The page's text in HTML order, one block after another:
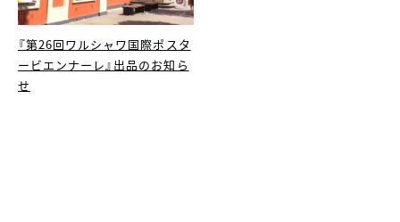
『第26回ワルシャワ国際ポスタ
ービエンナーレ』出品のお知ら
せ